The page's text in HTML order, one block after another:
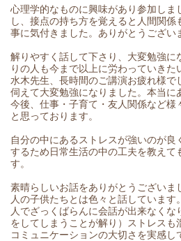
心理学的なものに興味があり参加しま
し、接点の持ち方を覚えると人間関係
事に気付きました。ありがとうござい
解りやすく話して下さり、大変勉強に
りの人も今まで以上に労わっていきた
水木先生、長時間のご講演お疲れ様で
伺えて大変勉強になりました。本当に
今後、仕事・子育て・友人関係など様
と思っております。
自分の中にあるストレスが強いのが良
するため日常生活の中の工夫を教えて
す。
素晴らしいお話をありがとうございま
人の子供たちとは色々と話していま
人でざっくばらんに会話が出来なく
をしてしまうことが解り）ストレスも
コミュニケーションの大切さを実感し